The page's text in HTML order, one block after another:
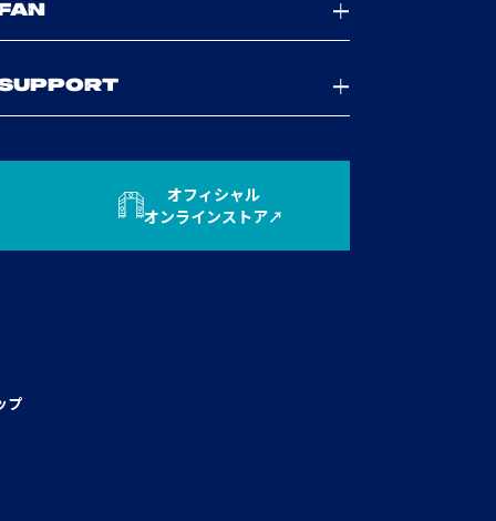
オフィシャル
オンラインストア
プ